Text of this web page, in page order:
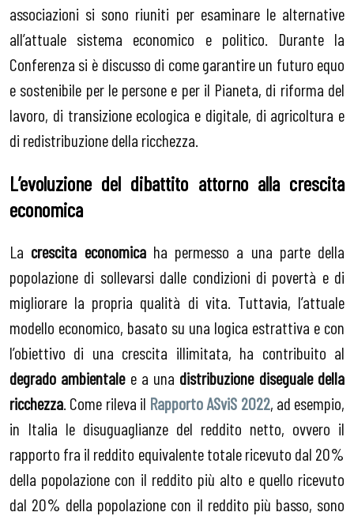
associazioni si sono riuniti per esaminare le alternative
all’attuale sistema economico e politico. Durante la
Conferenza si è discusso di come garantire un futuro equo
e sostenibile per le persone e per il Pianeta, di riforma del
lavoro, di transizione ecologica e digitale, di agricoltura e
di redistribuzione della ricchezza.
L’evoluzione del dibattito attorno alla crescita
economica
La crescita economicaha permesso a una parte della
popolazione di sollevarsi dalle condizioni di povertà e di
migliorare la propria qualità di vita. Tuttavia, l’attuale
modello economico, basato su una logica estrattiva e con
l’obiettivo di una crescita illimitata, ha contribuito al
degrado ambientalee a una distribuzione diseguale della
ricchezza. Come rileva il Rapporto ASviS 2022, ad esempio,
in Italia le disuguaglianze del reddito netto, ovvero il
rapporto fra il reddito equivalente totale ricevuto dal 20%
della popolazione con il reddito più alto e quello ricevuto
dal 20% della popolazione con il reddito più basso, sono